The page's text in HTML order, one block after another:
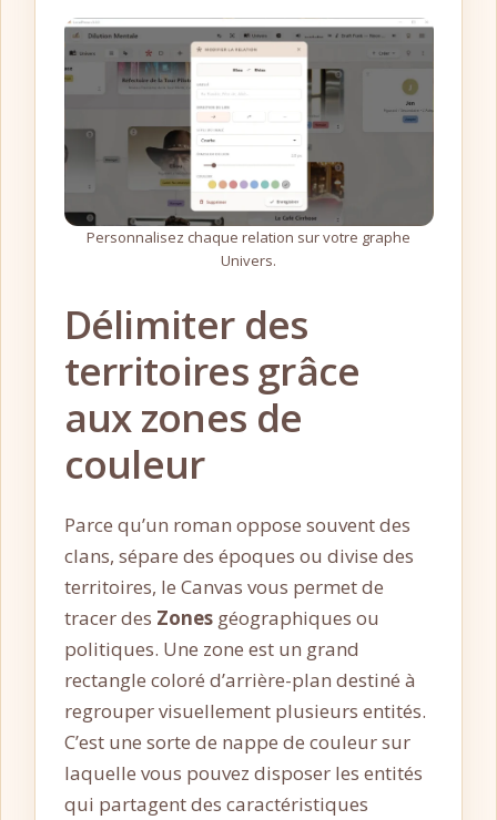
Personnalisez chaque relation sur votre graphe
Univers.
Délimiter des
territoires grâce
aux zones de
couleur
Parce qu’un roman oppose souvent des
clans, sépare des époques ou divise des
territoires, le Canvas vous permet de
tracer des Zonesgéographiques ou
politiques. Une zone est un grand
rectangle coloré d’arrière-plan destiné à
regrouper visuellement plusieurs entités.
C’est une sorte de nappe de couleur sur
laquelle vous pouvez disposer les entités
qui partagent des caractéristiques